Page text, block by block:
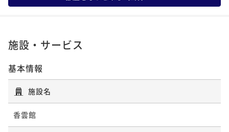
施設・サービス
基本情報
施設名
香雲館